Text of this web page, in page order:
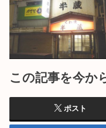
この記事を今か
ポスト